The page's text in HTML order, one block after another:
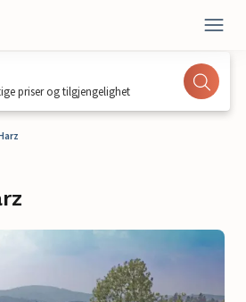
priser og tilgjengelighet